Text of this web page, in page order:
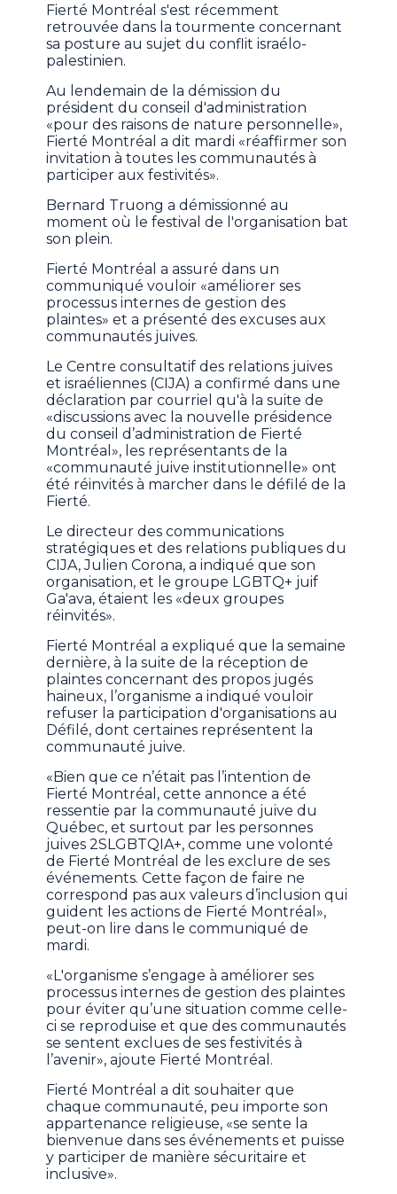
Fierté Montréal s'est récemment
retrouvée dans la tourmente concernant
sa posture au sujet du conflit israélo-
palestinien.
Au lendemain de la démission du
président du conseil d'administration
«pour des raisons de nature personnelle»,
Fierté Montréal a dit mardi «réaffirmer son
invitation à toutes les communautés à
participer aux festivités».
Bernard Truong a démissionné au
moment où le festival de l'organisation bat
son plein.
Fierté Montréal a assuré dans un
communiqué vouloir «améliorer ses
processus internes de gestion des
plaintes» et a présenté des excuses aux
communautés juives.
Le Centre consultatif des relations juives
et israéliennes (CIJA) a confirmé dans une
déclaration par courriel qu'à la suite de
«discussions avec la nouvelle présidence
du conseil d’administration de Fierté
Montréal», les représentants de la
«communauté juive institutionnelle» ont
été réinvités à marcher dans le défilé de la
Fierté.
Le directeur des communications
stratégiques et des relations publiques du
CIJA, Julien Corona, a indiqué que son
organisation, et le groupe LGBTQ+ juif
Ga'ava, étaient les «deux groupes
réinvités».
Fierté Montréal a expliqué que la semaine
dernière, à la suite de la réception de
plaintes concernant des propos jugés
haineux, l’organisme a indiqué vouloir
refuser la participation d'organisations au
Défilé, dont certaines représentent la
communauté juive.
«Bien que ce n’était pas l’intention de
Fierté Montréal, cette annonce a été
ressentie par la communauté juive du
Québec, et surtout par les personnes
juives 2SLGBTQIA+, comme une volonté
de Fierté Montréal de les exclure de ses
événements. Cette façon de faire ne
correspond pas aux valeurs d’inclusion qui
guident les actions de Fierté Montréal»,
peut-on lire dans le communiqué de
mardi.
«L'organisme s’engage à améliorer ses
processus internes de gestion des plaintes
pour éviter qu’une situation comme celle-
ci se reproduise et que des communautés
se sentent exclues de ses festivités à
l’avenir», ajoute Fierté Montréal.
Fierté Montréal a dit souhaiter que
chaque communauté, peu importe son
appartenance religieuse, «se sente la
bienvenue dans ses événements et puisse
y participer de manière sécuritaire et
inclusive».